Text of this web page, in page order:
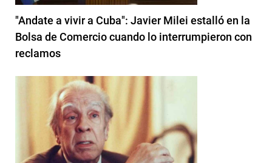
"Andate a vivir a Cuba": Javier Milei estalló en la
Bolsa de Comercio cuando lo interrumpieron con
reclamos